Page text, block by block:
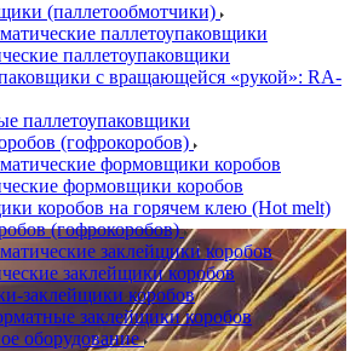
(паллетообмотчики)
паллетоупаковщики
паллетоупаковщики
с вращающейся «рукой»: RA-
паллетоупаковщики
(гофрокоробов)
формовщики коробов
формовщики коробов
коробов на горячем клею (Hot melt)
(гофрокоробов)
заклейщики коробов
заклейщики коробов
заклейщики коробов
заклейщики коробов
оборудование